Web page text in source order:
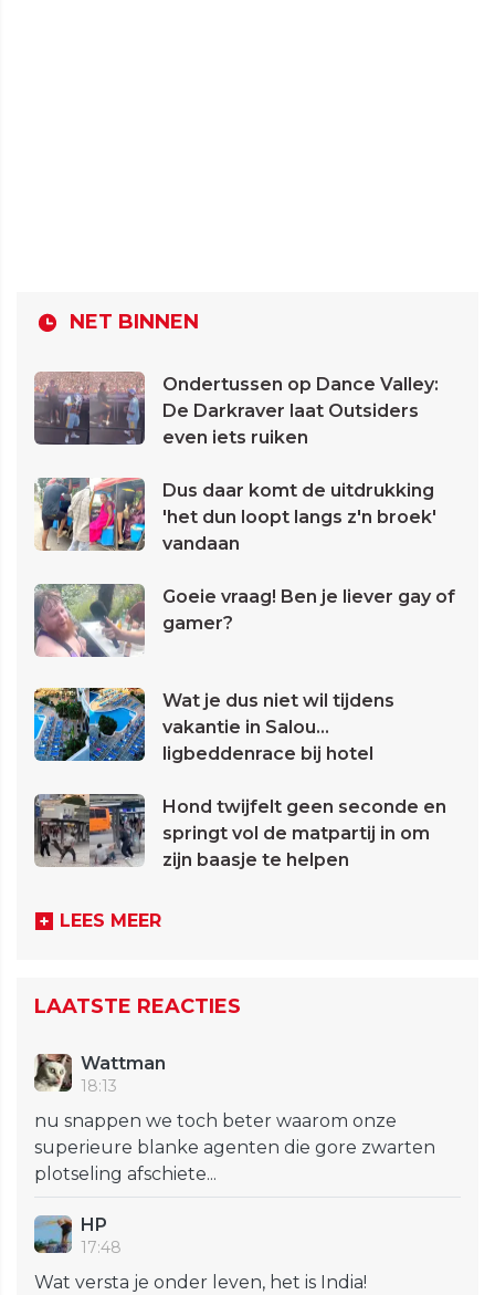
NET BINNEN
Ondertussen op Dance Valley:
De Darkraver laat Outsiders
even iets ruiken
Dus daar komt de uitdrukking
'het dun loopt langs z'n broek'
vandaan
Goeie vraag! Ben je liever gay of
gamer?
Wat je dus niet wil tijdens
vakantie in Salou...
ligbeddenrace bij hotel
Hond twijfelt geen seconde en
springt vol de matpartij in om
zijn baasje te helpen
LEES MEER
LAATSTE REACTIES
Wattman
18:13
nu snappen we toch beter waarom onze
superieure blanke agenten die gore zwarten
plotseling afschiete...
HP
17:48
Wat versta je onder leven, het is India!